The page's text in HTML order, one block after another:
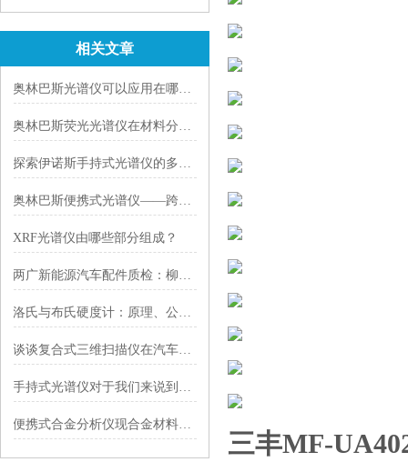
查看详情
相关文章
奥林巴斯光谱仪可以应用在哪些领域，一文读懂！
奥林巴斯荧光光谱仪在材料分析中的应用
探索伊诺斯手持式光谱仪的多功能性：从材料鉴定到环境监测
奥林巴斯便携式光谱仪——跨场景快速决策的“现场多面手”
XRF光谱仪由哪些部分组成？
两广新能源汽车配件质检：柳州佛山造车集群，适配南方多雨湿热工况
洛氏与布氏硬度计：原理、公式与应用范围深度解析
谈谈复合式三维扫描仪在汽车行业的应用
手持式光谱仪对于我们来说到底有哪些好处
便携式合金分析仪现合金材料的实时成分分析
三丰MF-